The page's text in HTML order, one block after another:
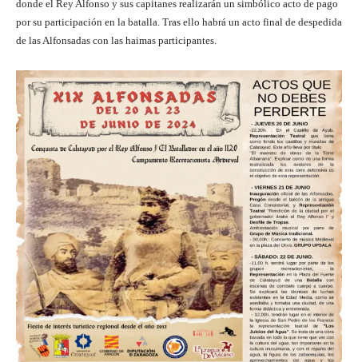
donde el Rey Alfonso y sus capitanes realizarán un simbólico acto de pago
por su participación en la batalla. Tras ello habrá un acto final de despedida
de las Alfonsadas con las haimas participantes.